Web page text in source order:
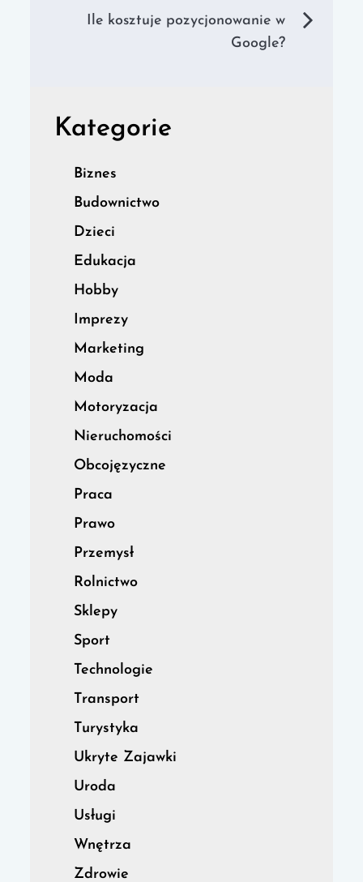
Ile kosztuje pozycjonowanie w
Google?
Kategorie
Biznes
Budownictwo
Dzieci
Edukacja
Hobby
Imprezy
Marketing
Moda
Motoryzacja
Nieruchomości
Obcojęzyczne
Praca
Prawo
Przemysł
Rolnictwo
Sklepy
Sport
Technologie
Transport
Turystyka
Ukryte Zajawki
Uroda
Usługi
Wnętrza
Zdrowie